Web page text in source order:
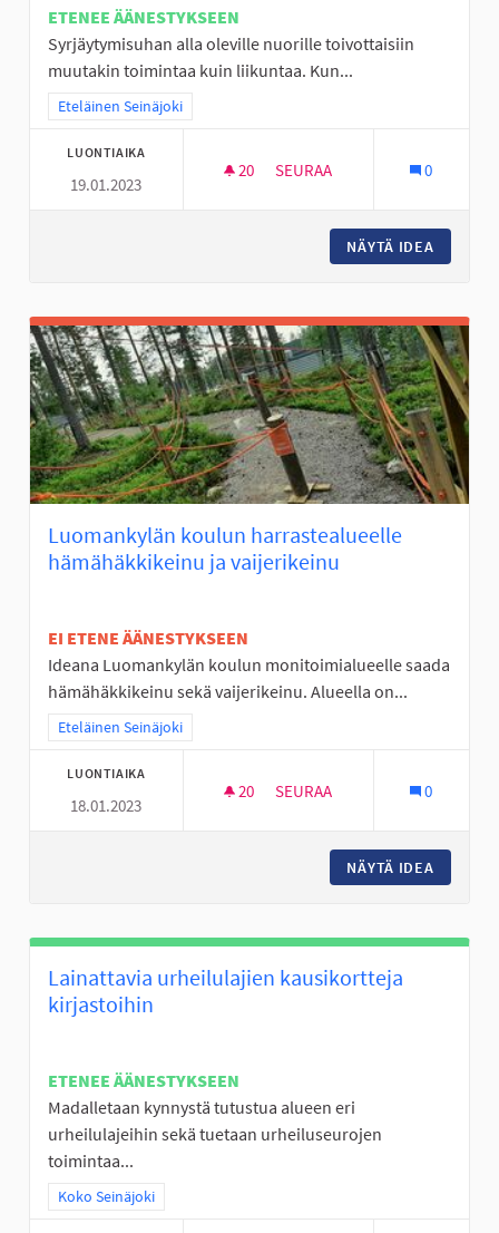
ETENEE ÄÄNESTYKSEEN
Syrjäytymisuhan alla oleville nuorille toivottaisiin
muutakin toimintaa kuin liikuntaa. Kun...
Rajaa tulokset teeman mukaan: Eteläinen Seinäjoki
Eteläinen Seinäjoki
LUONTIAIKA
19.01.2023
20 20 SEURAAJAA
SEURAA 0
NÄYTÄ IDEA
Luomankylän koulun harrastealueelle
hämähäkkikeinu ja vaijerikeinu
EI ETENE ÄÄNESTYKSEEN
Ideana Luomankylän koulun monitoimialueelle saada
hämähäkkikeinu sekä vaijerikeinu. Alueella on...
Rajaa tulokset teeman mukaan: Eteläinen Seinäjoki
Eteläinen Seinäjoki
LUONTIAIKA
18.01.2023
20 20 SEURAAJAA
SEURAA 0
NÄYTÄ IDEA
Lainattavia urheilulajien kausikortteja
kirjastoihin
ETENEE ÄÄNESTYKSEEN
Madalletaan kynnystä tutustua alueen eri
urheilulajeihin sekä tuetaan urheiluseurojen
toimintaa...
Rajaa tulokset teeman mukaan: Koko Seinäjoki
Koko Seinäjoki